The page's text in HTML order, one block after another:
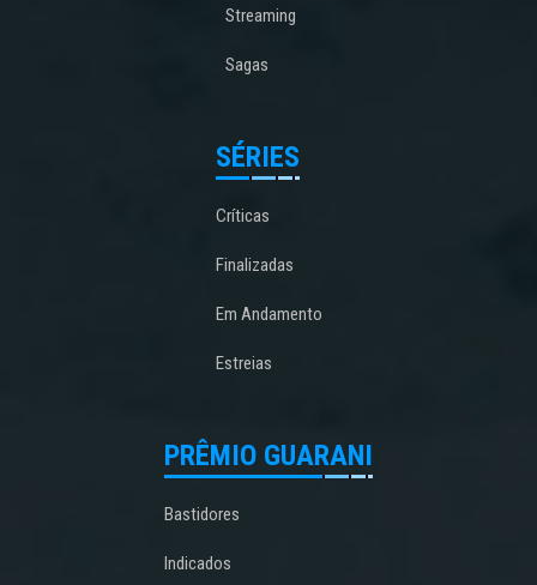
Streaming
Sagas
SÉRIES
Críticas
Finalizadas
Em Andamento
Estreias
PRÊMIO GUARANI
Bastidores
Indicados